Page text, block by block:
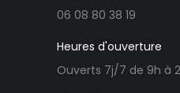
06 08 80 38 19
Heures d'ouverture
Ouverts 7j/7 de 9h à